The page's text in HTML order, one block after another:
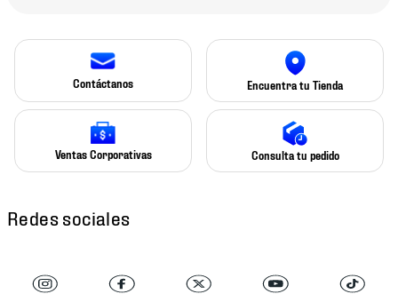
Contáctanos Encuentra tu Tienda
Ventas Corporativas Consulta tu pedido
Redes sociales